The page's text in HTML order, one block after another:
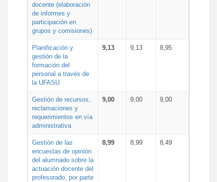
docente (elaboración
de informes y
participación en
grupos y comisiones)
Planificación y
gestión de la
formación del
personal a través de
la UFASU
9,13 9,13 8,95
Gestión de recursos,
reclamaciones y
requerimientos en vía
administrativa
9,00 9,00 9,00
Gestión de las
encuestas de opinión
del alumnado sobre la
actuación docente del
profesorado, por parte
8,99 8,99 8,49